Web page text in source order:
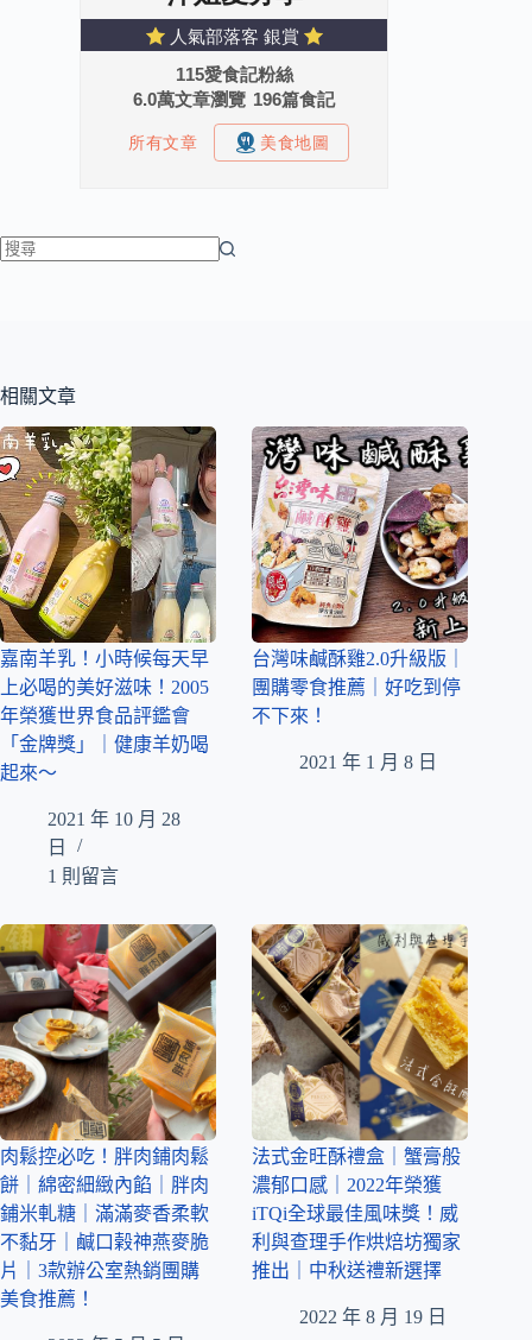
相關文章
嘉南羊乳！小時候每天早
上必喝的美好滋味！2005
年榮獲世界食品評鑑會
「金牌獎」｜健康羊奶喝
起來～
2021 年 10 月 28
日
1 則留言
台灣味鹹酥雞2.0升級版｜
團購零食推薦｜好吃到停
不下來！
2021 年 1 月 8 日
肉鬆控必吃！胖肉鋪肉鬆
餅｜綿密細緻內餡｜胖肉
鋪米軋糖｜滿滿麥香柔軟
不黏牙｜鹹口榖神燕麥脆
片｜3款辦公室熱銷團購
美食推薦！
法式金旺酥禮盒｜蟹膏般
濃郁口感｜2022年榮獲
iTQi全球最佳風味獎！威
利與查理手作烘焙坊獨家
推出｜中秋送禮新選擇
2022 年 8 月 19 日